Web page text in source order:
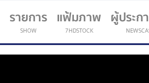
รายการ
SHOW
แฟ้มภาพ
7HDSTOCK
ผู้ประก